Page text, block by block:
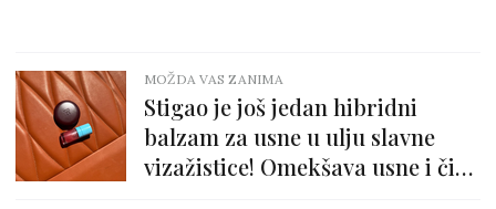
MOŽDA VAS ZANIMA
Stigao je još jedan hibridni
balzam za usne u ulju slavne
vizažistice! Omekšava usne i čini